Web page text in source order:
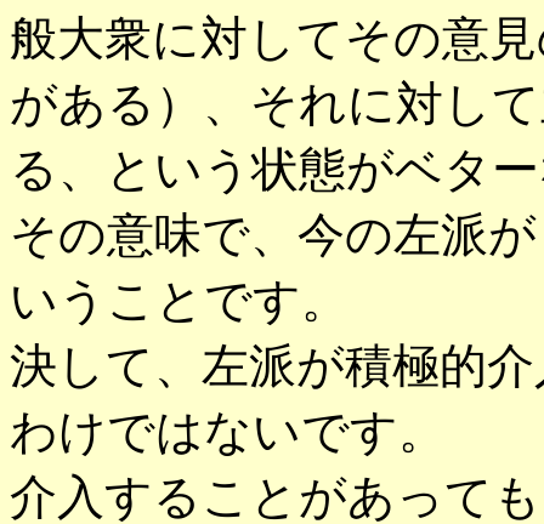
般大衆に対してその意
がある）、それに対し
る、という状態がベタ
その意味で、今の左派
いうことです。
決して、左派が積極的
わけではないです。
介入することがあって